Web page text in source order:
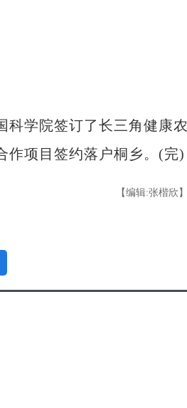
学院签订了长三角健康农
作项目签约落户桐乡。(完)
【编辑:张楷欣】